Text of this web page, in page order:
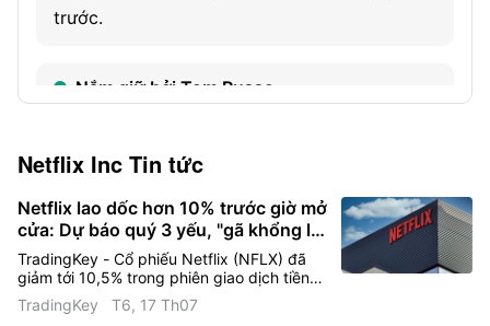
trước.
Nắm giữ bởi Tom Russo
6.18M cổ phiếu này.
Hoạt động Thị trường Cao
Công ty được nhiều nhà đầu tư quan tâm, với
tỷ lệ quay vòng trung bình trong 20 ngày là
Netflix Inc Tin tức
Netflix lao dốc hơn 10% trước giờ mở
cửa: Dự báo quý 3 yếu, "gã khổng lồ"
phát trực tuyến đối mặt thử thách
tăng trưởng thuê bao
TradingKey - Cổ phiếu Netflix (NFLX) đã
giảm tới 10,5% trong phiên giao dịch tiền
thị trường sau khi doanh thu quý III và dự
báo lợi nhuận của công ty đều không đạt
TradingKey T6, 17 Th07